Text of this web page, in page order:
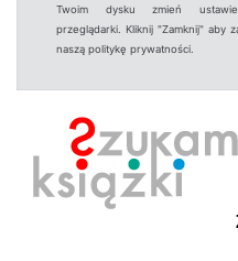
Twoim dysku zmień
przeglądarki. Kliknij "Zamknij" aby
naszą politykę prywatności.